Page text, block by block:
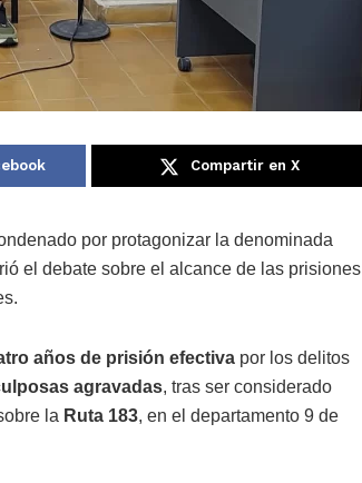
Compartir en X
por protagonizar la denominada
el debate sobre el alcance de las prisiones
años de prisión efectiva por los delitos
agravadas, tras ser considerado
la Ruta 183, en el departamento 9 de